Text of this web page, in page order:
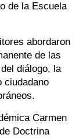
de la Escuela
abordaron
de las
diálogo, la
ciudadano
Carmen
Doctrina